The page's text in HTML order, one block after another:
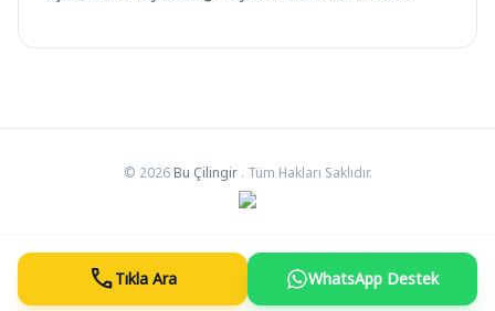
© 2026 Bu Çilingir . Tüm Hakları Saklıdır.
callTıkla Ara WhatsApp Destek